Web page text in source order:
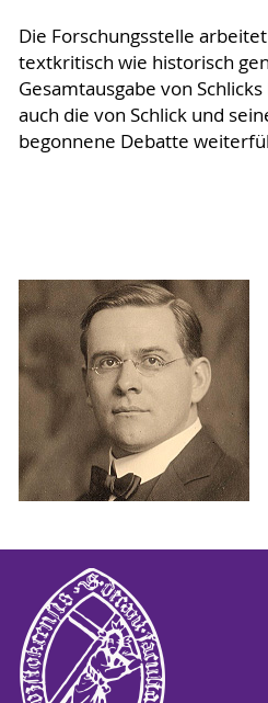
Die Forschungsstelle
textkritisch wie historisch
Gesamtausgabe von
auch die von Schlick und
begonnene Debatte